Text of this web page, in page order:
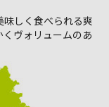
しく食べられる爽
ヴォリュームのあ